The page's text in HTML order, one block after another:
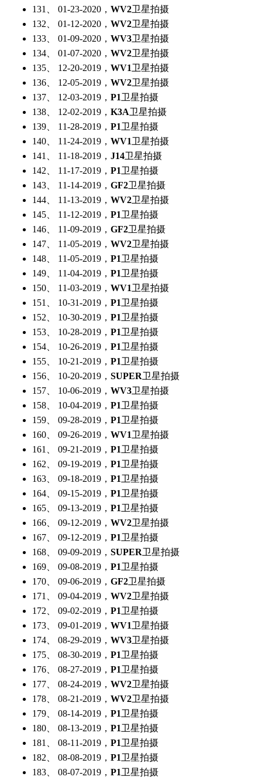
131、 01-23-2020， WV2卫星拍摄
132、 01-12-2020， WV2卫星拍摄
133、 01-09-2020， WV3卫星拍摄
134、 01-07-2020， WV2卫星拍摄
135、 12-20-2019， WV1卫星拍摄
136、 12-05-2019， WV2卫星拍摄
137、 12-03-2019， P1卫星拍摄
138、 12-02-2019， K3A卫星拍摄
139、 11-28-2019， P1卫星拍摄
140、 11-24-2019， WV1卫星拍摄
141、 11-18-2019， J14卫星拍摄
142、 11-17-2019， P1卫星拍摄
143、 11-14-2019， GF2卫星拍摄
144、 11-13-2019， WV2卫星拍摄
145、 11-12-2019， P1卫星拍摄
146、 11-09-2019， GF2卫星拍摄
147、 11-05-2019， WV2卫星拍摄
148、 11-05-2019， P1卫星拍摄
149、 11-04-2019， P1卫星拍摄
150、 11-03-2019， WV1卫星拍摄
151、 10-31-2019， P1卫星拍摄
152、 10-30-2019， P1卫星拍摄
153、 10-28-2019， P1卫星拍摄
154、 10-26-2019， P1卫星拍摄
155、 10-21-2019， P1卫星拍摄
156、 10-20-2019， SUPER卫星拍摄
157、 10-06-2019， WV3卫星拍摄
158、 10-04-2019， P1卫星拍摄
159、 09-28-2019， P1卫星拍摄
160、 09-26-2019， WV1卫星拍摄
161、 09-21-2019， P1卫星拍摄
162、 09-19-2019， P1卫星拍摄
163、 09-18-2019， P1卫星拍摄
164、 09-15-2019， P1卫星拍摄
165、 09-13-2019， P1卫星拍摄
166、 09-12-2019， WV2卫星拍摄
167、 09-12-2019， P1卫星拍摄
168、 09-09-2019， SUPER卫星拍摄
169、 09-08-2019， P1卫星拍摄
170、 09-06-2019， GF2卫星拍摄
171、 09-04-2019， WV2卫星拍摄
172、 09-02-2019， P1卫星拍摄
173、 09-01-2019， WV1卫星拍摄
174、 08-29-2019， WV3卫星拍摄
175、 08-30-2019， P1卫星拍摄
176、 08-27-2019， P1卫星拍摄
177、 08-24-2019， WV2卫星拍摄
178、 08-21-2019， WV2卫星拍摄
179、 08-14-2019， P1卫星拍摄
180、 08-13-2019， P1卫星拍摄
181、 08-11-2019， P1卫星拍摄
182、 08-08-2019， P1卫星拍摄
183、 08-07-2019， P1卫星拍摄